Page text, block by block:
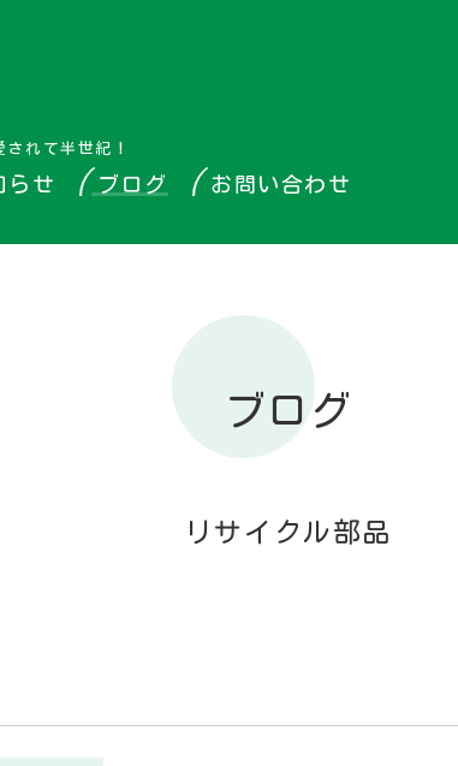
れて半世紀！
らせ ブログ お問い合わせ
ブログ
リサイクル部品